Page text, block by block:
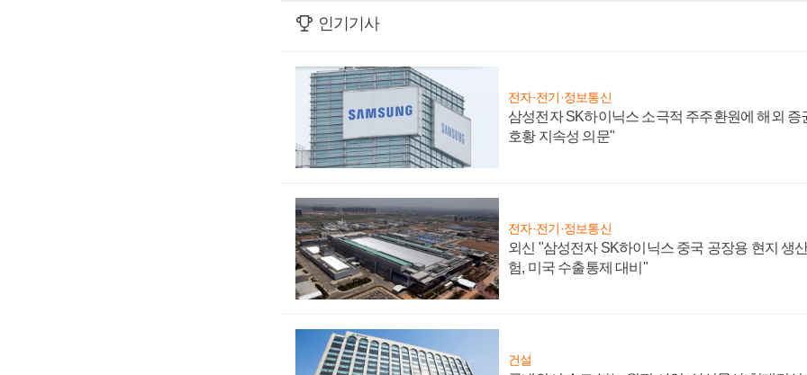
인기기사
전자·전기·정보통신
삼성전자 SK하이닉스 소극적 주주환원에 해외 증
호황 지속성 의문"
전자·전기·정보통신
외신 "삼성전자 SK하이닉스 중국 공장용 현지 생
험, 미국 수출통제 대비"
건설